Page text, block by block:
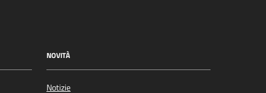
NOVITÀ
Notizie